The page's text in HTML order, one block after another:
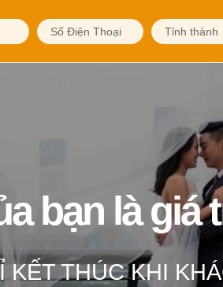
bạn là giá
KẾT THÚC KHI